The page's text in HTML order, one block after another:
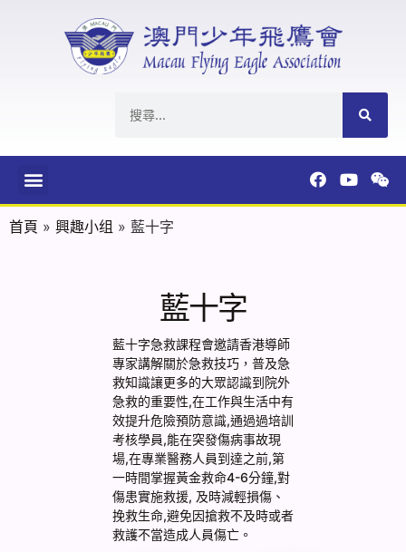
首頁 » 興趣小组 » 藍十字
藍十字
藍十字急救課程會邀請香港導師
專家講解關於急救技巧，普及急
救知識讓更多的大眾認識到院外
急救的重要性,在工作與生活中有
效提升危險預防意識,通過過培訓
考核學員,能在突發傷病事故現
場,在專業醫務人員到達之前,第
一時間掌握黃金救命4-6分鐘,對
傷患實施救援, 及時減輕損傷、
挽救生命,避免因搶救不及時或者
救護不當造成人員傷亡。